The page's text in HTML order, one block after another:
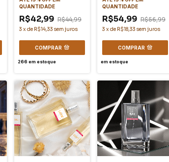
QUANTIDADE
R$42,99 R$44,99
3 xde R$14,33 sem juros
COMPRAR
266 em estoque
QUANTIDADE
R$54,99 R$56,99
3 xde R$18,33 sem juros
COMPRAR
em estoque